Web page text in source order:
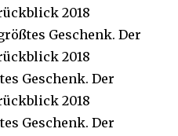
2018
Geschenk. Der
2018
Geschenk. Der
2018
Geschenk. Der